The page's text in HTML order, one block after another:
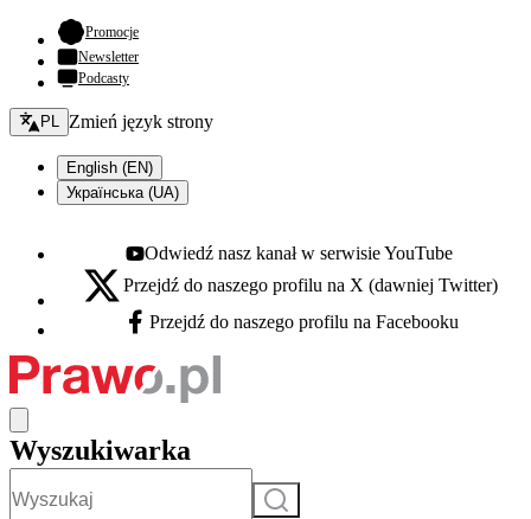
Promocje- otwiera się w nowej karcie
Newsletter
Podcasty
Zmień język - bieżący:
PL Zmień język strony
English (EN)
Українська (UA)
Youtube - otwiera się w nowej karcie
Odwiedź nasz kanał w serwisie YouTube
X - otwiera się w nowej karcie
Przejdź do naszego profilu na X (dawniej Twitter)
Facebook - otwiera się w nowej karcie
Przejdź do naszego profilu na Facebooku
Wyszukiwarka
Szukaj